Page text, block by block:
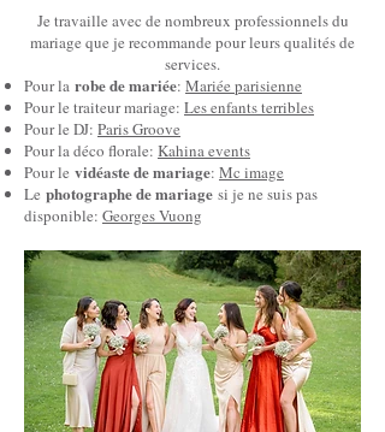
Je travaille avec de nombreux professionnels du
mariage que je recommande pour leurs qualités de
services.
Pour la robe de mariée: Mariée parisienne
Pour le traiteur mariage: Les enfants terribles
Pour le DJ: Paris Groove
Pour la déco florale: Kahina events
Pour le vidéaste de mariage: Mc image
Le photographe de mariage si je ne suis pas
disponible: Georges Vuong